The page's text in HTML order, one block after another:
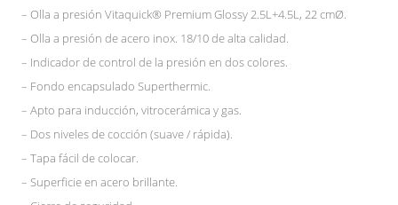
– Olla a presión Vitaquick® Premium Glossy 2.5L+4.5L, 22 cmØ.
– Olla a presión de acero inox. 18/10 de alta calidad.
– Indicador de control de la presión en dos colores.
– Fondo encapsulado Superthermic.
– Apto para inducción, vitrocerámica y gas.
– Dos niveles de cocción (suave / rápida).
– Tapa fácil de colocar.
– Superficie en acero brillante.